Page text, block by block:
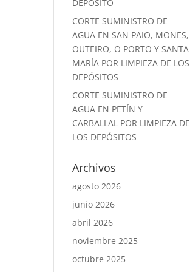
DEPÓSITO
CORTE SUMINISTRO DE
AGUA EN SAN PAIO, MONES,
OUTEIRO, O PORTO Y SANTA
MARÍA POR LIMPIEZA DE LOS
DEPÓSITOS
CORTE SUMINISTRO DE
AGUA EN PETÍN Y
CARBALLAL POR LIMPIEZA DE
LOS DEPÓSITOS
Archivos
agosto 2026
junio 2026
abril 2026
noviembre 2025
octubre 2025